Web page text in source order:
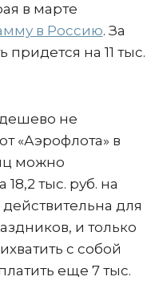
в марте
в Россию. За
придется на 11 тыс.
не
«Аэрофлота» в
можно
тыс. руб. на
для
и только
с собой
еще 7 тыс.